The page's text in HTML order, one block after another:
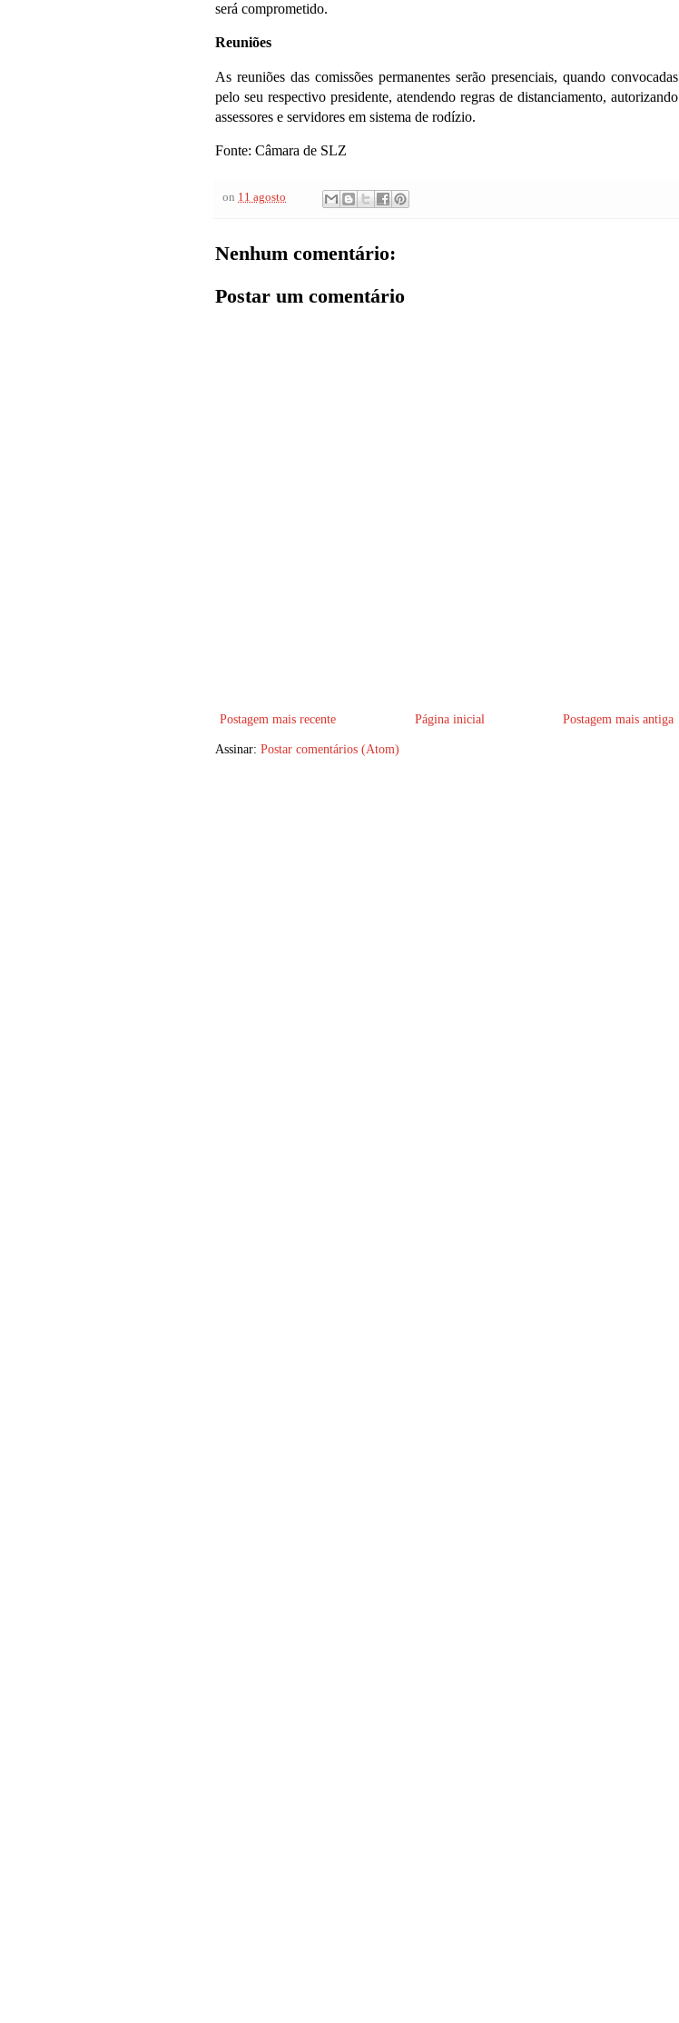
será comprometido.
Reuniões
As reuniões das comissões permanentes serão presenciais, quando convocadas
pelo seu respectivo presidente, atendendo regras de distanciamento, autorizando
assessores e servidores em sistema de rodízio.
Fonte: Câmara de SLZ
on 11 agosto
Nenhum comentário:
Postar um comentário
Postagem mais recente Postagem mais antiga
Página inicial
Assinar: Postar comentários (Atom)